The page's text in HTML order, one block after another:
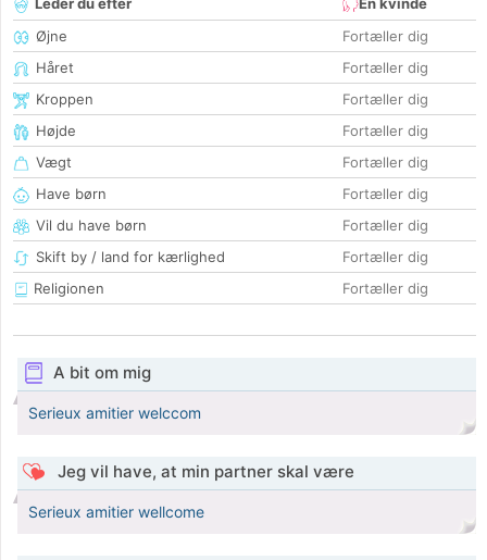
Øjne
Fortæller dig
Håret
Fortæller dig
Kroppen
Fortæller dig
Højde
Fortæller dig
Vægt
Fortæller dig
Have børn
Fortæller dig
Vil du have børn
Fortæller dig
Skift by / land for kærlighed
Fortæller dig
Religionen
Fortæller dig
A bit om mig
Serieux amitier welccom
Jeg vil have, at min partner skal være
Serieux amitier wellcome